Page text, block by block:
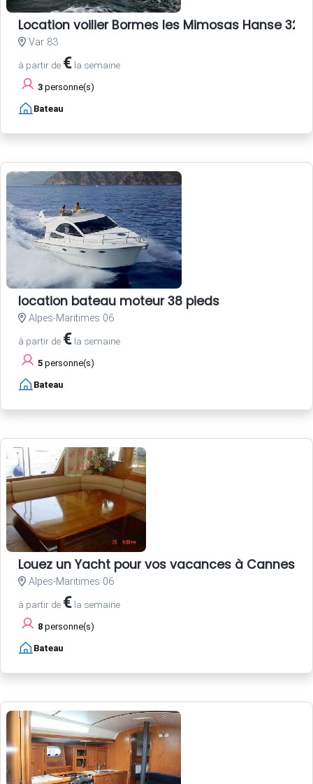
Location voilier Bormes les Mimosas Hanse 325
Var 83
à partir de € la semaine
3 personne(s)
Bateau
location bateau moteur 38 pieds
Alpes-Maritimes 06
à partir de € la semaine
5 personne(s)
Bateau
Louez un Yacht pour vos vacances à Cannes
Alpes-Maritimes 06
à partir de € la semaine
8 personne(s)
Bateau